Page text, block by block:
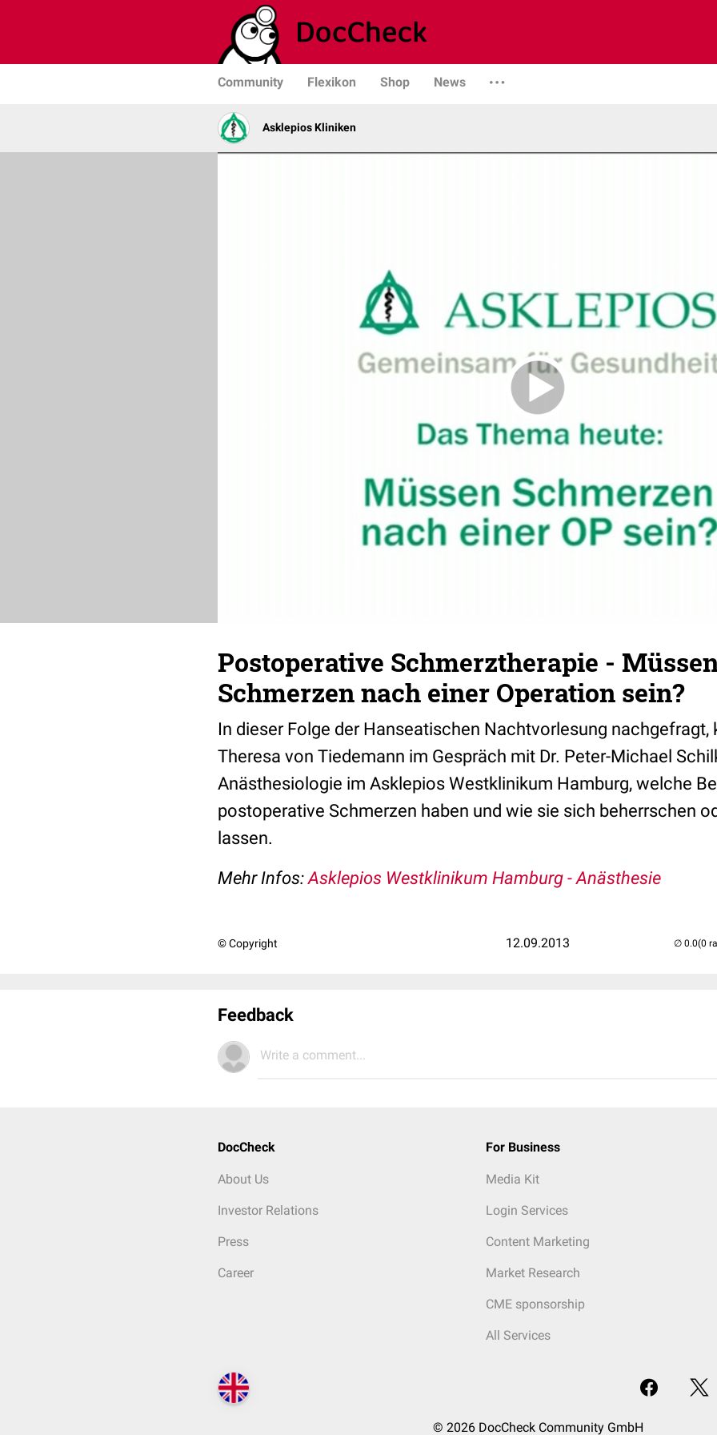
Community Flexikon Shop News
Asklepios Kliniken
Postoperative Schmerztherapie -
Schmerzen nach einer Operation sein?
In dieser Folge der Hanseatischen Nachtvorlesung
Theresa von Tiedemann im Gespräch mit Dr. Peter-Michael
Anästhesiologie im Asklepios Westklinikum Hamburg, welche
postoperative Schmerzen haben und wie sie sich beherrschen
lassen.
Mehr Infos:Asklepios Westklinikum Hamburg - Anästhesie
© Copyright 12.09.2013 (0
Feedback
Write a comment...
DocCheck
About Us
Investor Relations
Press
Career
For Business
Media Kit
Login Services
Content Marketing
Market Research
CME sponsorship
All Services
© 2026 DocCheck Community GmbH